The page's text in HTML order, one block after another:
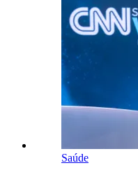
Saúde